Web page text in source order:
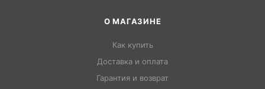
О МАГАЗИНЕ
Как купить
Доставка и оплата
Гарантия и возврат